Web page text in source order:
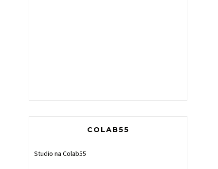
COLAB55
Studio na Colab55